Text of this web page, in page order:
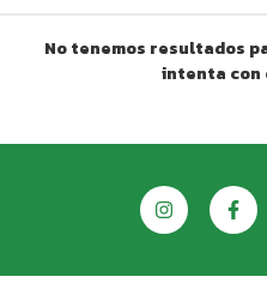
No tenemos resultados
intenta